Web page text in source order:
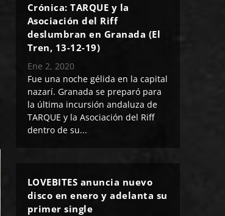
Crónica: TARQUE y la
Asociación del Riff
deslumbran en Granada (El
Tren, 13-12-19)
Ene 2, 2020
Fue una noche gélida en la capital
nazarí. Granada se preparó para
la última incursión andaluza de
TARQUE y la Asociación del Riff
dentro de su...
LOVEBITES anuncia nuevo
disco en enero y adelanta su
primer single